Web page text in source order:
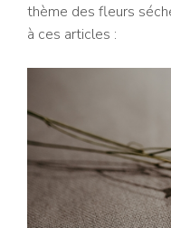
thème des fleurs
à ces articles :